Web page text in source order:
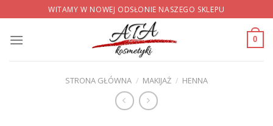
to
content
WITAMY W NOWEJ ODSŁONIE NASZEGO SKLEPU
0
STRONA GŁÓWNA / MAKIJAŻ / HENNA